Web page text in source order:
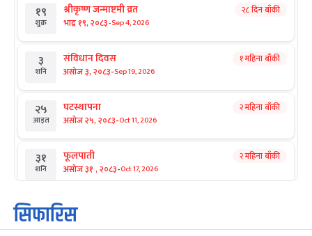
१९
शुक्र
श्रीकृष्ण जन्माष्टमी व्रत
भाद्र १९, २०८३-Sep 4, 2026
२८ दिन बाँकी
३
शनि
संविधान दिवस
असोज ३, २०८३-Sep 19, 2026
१ महिना बाँकी
२५
आइत
घटस्थापना
असोज २५, २०८३-Oct 11, 2026
२ महिना बाँकी
३१
शनि
फूलपाती
असोज ३१ , २०८३-Oct 17, 2026
२ महिना बाँकी
१
आइत
कार्तिक सङ्क्रान्ति
कार्तिक १, २०८३
सिफारिस